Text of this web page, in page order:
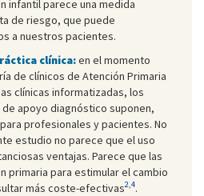
infantil parece una medida
de riesgo, que puede
a nuestros pacientes.
clínica:en el momento
de clínicos de Atención Primaria
clínicas informatizadas, los
apoyo diagnóstico suponen,
profesionales y pacientes. No
estudio no parece que el uso
ventajas. Parece que las
primaria para estimular el cambio
más coste-efectivas2,4.